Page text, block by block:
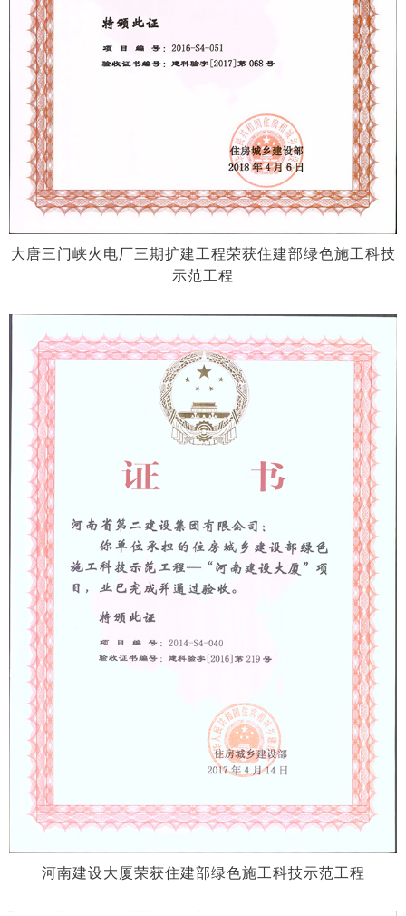
大唐三门峡火电厂三期扩建工程荣获住建部绿色施工科技
示范工程
河南建设大厦荣获住建部绿色施工科技示范工程